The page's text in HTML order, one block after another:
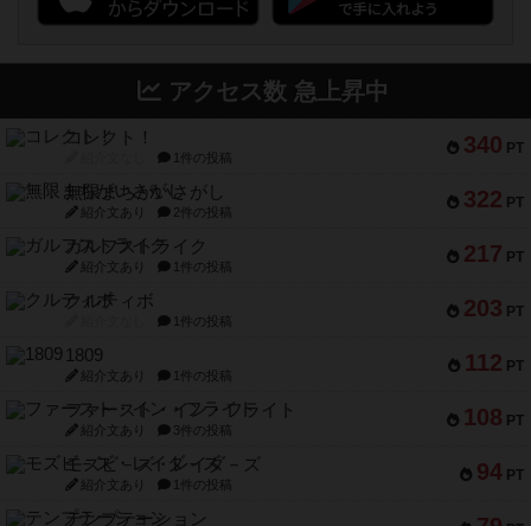
アクセス数 急上昇中
340 PT
コレクト！
1件の投稿
322 PT
無限まちがいさがし
紹介文あり 2件の投稿
217 PT
ガルフストライク
紹介文あり 1件の投稿
203 PT
クルティボ
1件の投稿
112 PT
1809
紹介文あり 1件の投稿
108 PT
ファースト・イン・フライト
紹介文あり 3件の投稿
94 PT
モズビ－ズ・レイダ－ズ
紹介文あり 1件の投稿
テンプテーション